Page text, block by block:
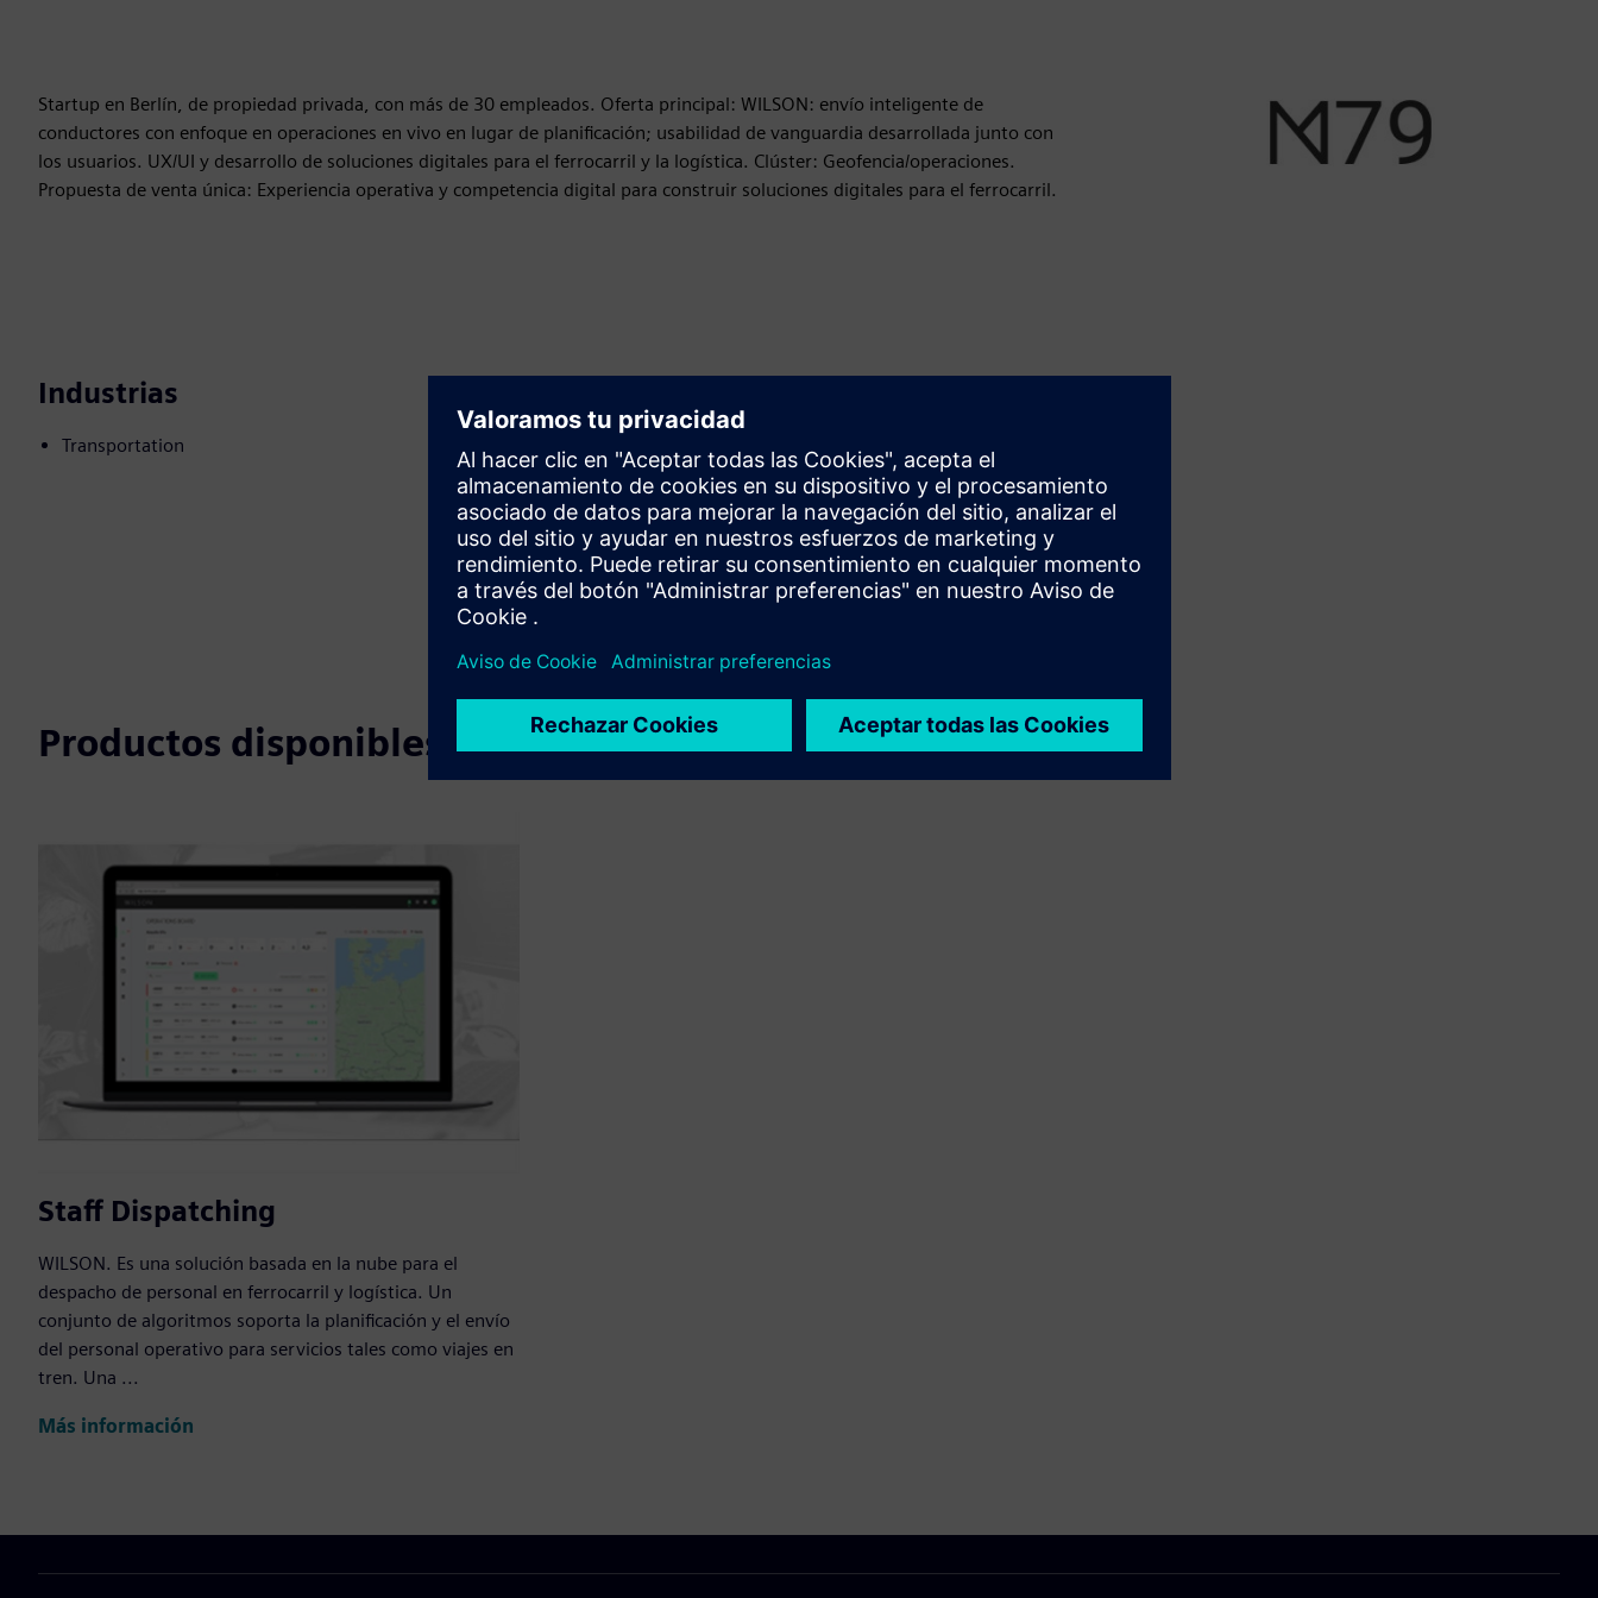
Startup en Berlín, de propiedad privada, con más de 30 empleados. Oferta principal: WILSON: envío inteligente de
conductores con enfoque en operaciones en vivo en lugar de planificación; usabilidad de vanguardia desarrollada junto con
los usuarios. UX/UI y desarrollo de soluciones digitales para el ferrocarril y la logística. Clúster: Geofencia/operaciones.
Propuesta de venta única: Experiencia operativa y competencia digital para construir soluciones digitales para el ferrocarril.
Industrias
Transportation
Build
Amplía o se basa en un producto o solución Siemens
Xcelerator mediante la creación de un nuevo producto, o
crea una nueva solución para el cliente mediante la
integración del producto Siemens Xcelerator y el
producto propio
Productos disponibles
Staff Dispatching
WILSON. Es una solución basada en la nube para el
despacho de personal en ferrocarril y logística. Un
conjunto de algoritmos soporta la planificación y el envío
del personal operativo para servicios tales como viajes en
tren. Una ...
Más información